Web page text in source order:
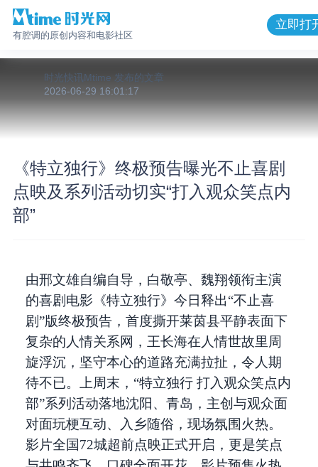
有腔调的原创内容和电影社区
立即打
时光快讯Mtime 发布的 文章
2026-06-29 16:01:17
《特立独行》终极预告曝光不止喜剧
点映及系列活动切实“打入观众笑点内
部”
由邢文雄自编自导，白敬亭、魏翔领衔主演
的喜剧电影《特立独行》今日释出“不止喜
剧”版终极预告，首度撕开莱茵县平静表面下
复杂的人情关系网，王长海在人情世故里周
旋浮沉，坚守本心的道路充满拉扯，令人期
待不已。上周末，“特立独行 打入观众笑点内
部”系列活动落地沈阳、青岛，主创与观众面
对面玩梗互动、入乡随俗，现场氛围火热。
影片全国72城超前点映正式开启，更是笑点